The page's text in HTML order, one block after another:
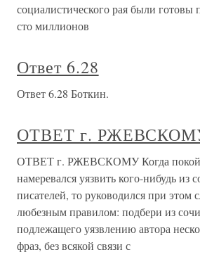
социалистического рая были готовы
сто миллионов
Ответ 6.28
Ответ 6.28 Боткин.
ОТВЕТ г.
ОТВЕТ г. РЖЕВСКОМУ Когда
намеревался уязвить кого-нибудь из
писателей, то руководился при
любезным правилом: подбери из
подлежащего уязвлению автора
фраз, без всякой связи с